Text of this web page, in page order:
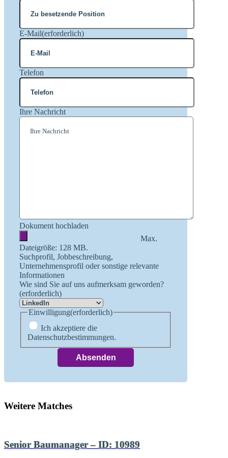
E-Mail(erforderlich)
Telefon
Ihre Nachricht
Dokument hochladen
Max.
Dateigröße: 128 MB.
Suchprofil, Jobbeschreibung,
Unternehmensprofil oder sonstige relevante
Informationen
Wie sind Sie auf uns aufmerksam geworden?
(erforderlich)
Einwilligung(erforderlich)
Ich akzeptiere die
Datenschutzbestimmungen.
Weitere Matches
Senior Baumanager – ID: 10989